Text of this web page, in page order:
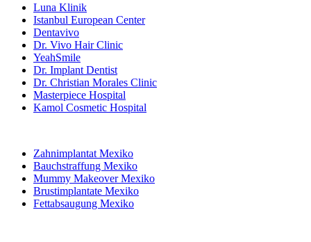
Luna Klinik
Istanbul European Center
Dentavivo
Dr. Vivo Hair Clinic
YeahSmile
Dr. Implant Dentist
Dr. Christian Morales Clinic
Masterpiece Hospital
Kamol Cosmetic Hospital
Zahnimplantat Mexiko
Bauchstraffung Mexiko
Mummy Makeover Mexiko
Brustimplantate Mexiko
Fettabsaugung Mexiko